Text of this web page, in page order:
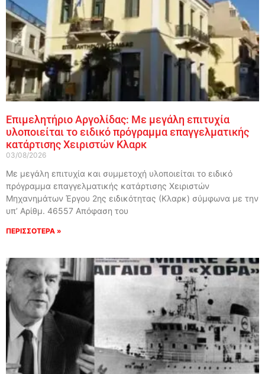
Επιμελητήριο Αργολίδας: Με μεγάλη επιτυχία
υλοποιείται το ειδικό πρόγραμμα επαγγελματικής
κατάρτισης Χειριστών Κλαρκ
03/08/2026
Με μεγάλη επιτυχία και συμμετοχή υλοποιείται το ειδικό
πρόγραμμα επαγγελματικής κατάρτισης Χειριστών
Μηχανημάτων Έργου 2ης ειδικότητας (Κλαρκ) σύμφωνα με την
υπ’ Αρίθμ. 46557 Απόφαση του
ΠΕΡΙΣΣΟΤΕΡΑ »